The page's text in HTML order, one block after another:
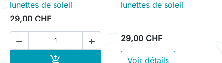
lunettes de soleil
29,00 CHF
 

lunettes de soleil
29,00 CHF
Voir détails